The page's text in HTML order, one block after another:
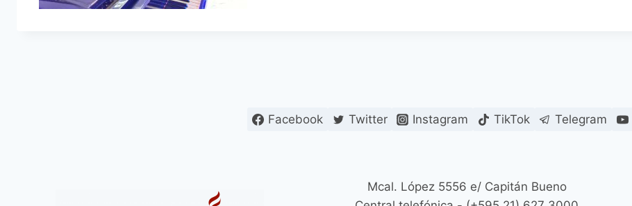
Facebook Twitter Instagram TikTok Telegram
Mcal. López 5556 e/ Capitán Bueno